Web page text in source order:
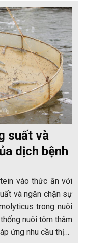
suất và
dịch bệnh
vào thức ăn với
và ngăn chặn sự
trong nuôi
nuôi tôm thâm
ứng nhu cầu thị…